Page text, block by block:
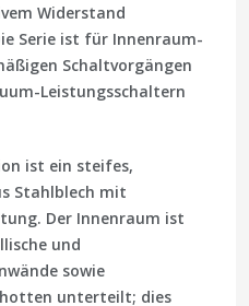
Widerstand
Serie ist für Innenraum-
Schaltvorgängen
Leistungsschaltern
ist ein steifes,
Stahlblech mit
Der Innenraum ist
und
sowie
unterteilt; dies